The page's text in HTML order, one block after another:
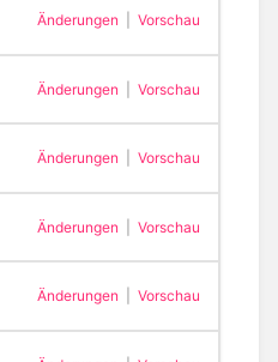
Änderungen Vorschau
Änderungen Vorschau
Änderungen Vorschau
Änderungen Vorschau
Änderungen Vorschau